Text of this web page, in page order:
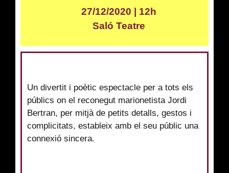
27/12/2020 | 12h
Saló Teatre
Un divertit i poètic espectacle per a tots els
públics on el reconegut marionetista Jordi
Bertran, per mitjà de petits detalls, gestos i
complicitats, estableix amb el seu públic una
connexió sincera.